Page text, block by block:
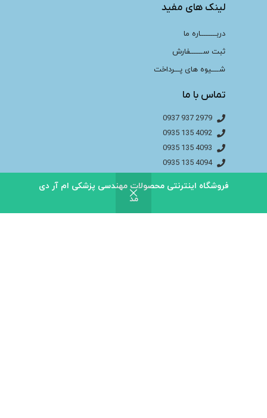
فروشگاه اینترنتی محصولات مهندسی پزشکی ام آر دی
مد
لینک های مفید
دربـــــــــاره ما
ثبت ســـــــفارش
شــــیوه های پـــرداخت
تماس با ما
2979 937 0937
4092 135 0935
4093 135 0935
4094 135 0935
فیســــبوک مــــا